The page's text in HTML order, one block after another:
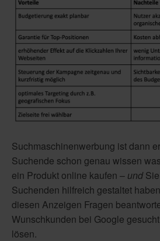
Suchmaschinenwerbung ist dann
Suchende schon genau wissen
ein Produkt online kaufen – und
Suchenden hilfreich gestaltet
diesen Anzeigen Fragen
Wunschkunden bei Google
lösen.